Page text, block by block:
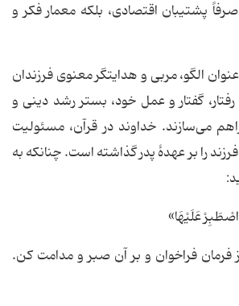
پشتیبان اقتصادی، بلکه معمار فکر و
الگو، مربی و هدایتگر معنوی فرزندان
گفتار و عمل خود، بستر رشد دینی و
می‌سازند. خداوند در قرآن، مسئولیت
را بر عهدۀ پدر گذاشته است. چنانکه به
عَلَیْهَا»
فرمان فراخوان و بر آن صبر و مدامت کن.